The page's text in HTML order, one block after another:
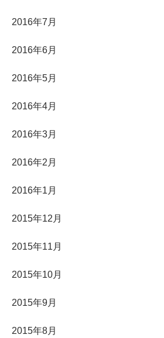
2016年7月
2016年6月
2016年5月
2016年4月
2016年3月
2016年2月
2016年1月
2015年12月
2015年11月
2015年10月
2015年9月
2015年8月